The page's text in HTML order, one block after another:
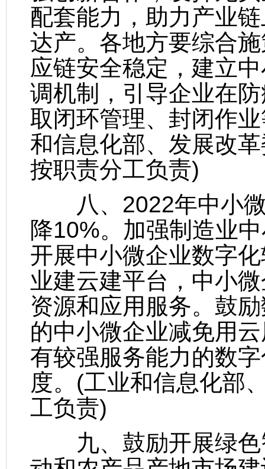
配套能力，助力产业
达产。各地方要综合
应链安全稳定，建立
调机制，引导企业在
取闭环管理、封闭作
和信息化部、发展改
按职责分工负责)
八、2022年中小微
降10%。加强制造业
开展中小微企业数字
业建云建平台，中小
资源和应用服务。鼓
的中小微企业减免用
有较强服务能力的数
度。(工业和信息化部
工负责)
九、鼓励开展绿色